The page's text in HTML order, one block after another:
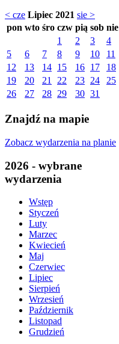
< cze Lipiec 2021 sie >
pon wto śro czw pią sob nie
1
2 3
4
5
6 7 8 9 10
11
12
13 14 15 16 17
18
19
20 21 22 23 24
25
26
27 28 29 30 31
Znajdź na mapie
Zobacz wydarzenia na planie
2026 - wybrane
wydarzenia
Wstęp
Styczeń
Luty
Marzec
Kwiecień
Maj
Czerwiec
Lipiec
Sierpień
Wrzesień
Październik
Listopad
Grudzień